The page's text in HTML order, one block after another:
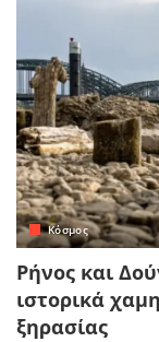
Κόσμος
Ρήνος και
ιστορικά
ξηρασίας